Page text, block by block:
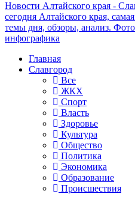
Новости Алтайского края -
сегодня Алтайского края,
темы дня, обзоры, анализ.
инфографика
Главная
Славгород
Все
ЖКХ
Спорт
Власть
Здоровье
Культура
Общество
Политика
Экономика
Образование
Происшествия